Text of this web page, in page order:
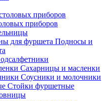
приборов
Подносы и
Сахарницы и масленки
Соусники и молочники
Стойки фуршетные